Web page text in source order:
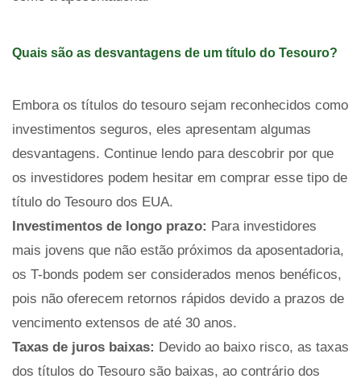
Quais são as desvantagens de um título do Tesouro?
Embora os títulos do tesouro sejam reconhecidos como
investimentos seguros, eles apresentam algumas
desvantagens. Continue lendo para descobrir por que
os investidores podem hesitar em comprar esse tipo de
título do Tesouro dos EUA.
Investimentos de longo prazo: Para investidores
mais jovens que não estão próximos da aposentadoria,
os T-bonds podem ser considerados menos benéficos,
pois não oferecem retornos rápidos devido a prazos de
vencimento extensos de até 30 anos.
Taxas de juros baixas: Devido ao baixo risco, as taxas
dos títulos do Tesouro são baixas, ao contrário dos